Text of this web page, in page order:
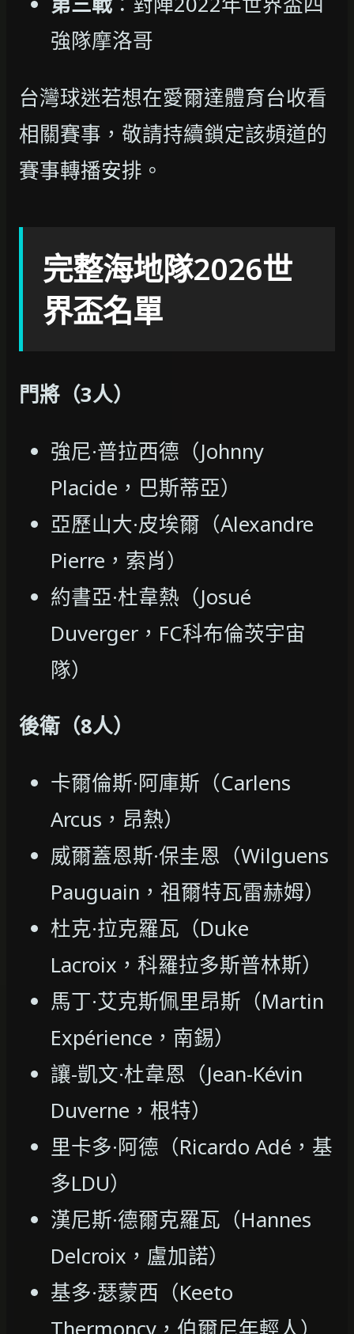
強隊摩洛哥
台灣球迷若想在愛爾達體育台收看
相關賽事，敬請持續鎖定該頻道的
賽事轉播安排。
完整海地隊2026世
界盃名單
門將（3人）
強尼·普拉西德（Johnny
Placide，巴斯蒂亞）
亞歷山大·皮埃爾（Alexandre
Pierre，索肖）
約書亞·杜韋熱（Josué
Duverger，FC科布倫茨宇宙
隊）
後衛（8人）
卡爾倫斯·阿庫斯（Carlens
Arcus，昂熱）
威爾蓋恩斯·保圭恩（Wilguens
Pauguain，祖爾特瓦雷赫姆）
杜克·拉克羅瓦（Duke
Lacroix，科羅拉多斯普林斯）
馬丁·艾克斯佩里昂斯（Martin
Expérience，南錫）
讓-凱文·杜韋恩（Jean-Kévin
Duverne，根特）
里卡多·阿德（Ricardo Adé，基
多LDU）
漢尼斯·德爾克羅瓦（Hannes
Delcroix，盧加諾）
基多·瑟蒙西（Keeto